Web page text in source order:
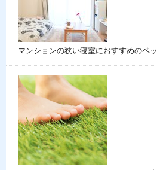
マンションの狭い寝室におすすめのベ